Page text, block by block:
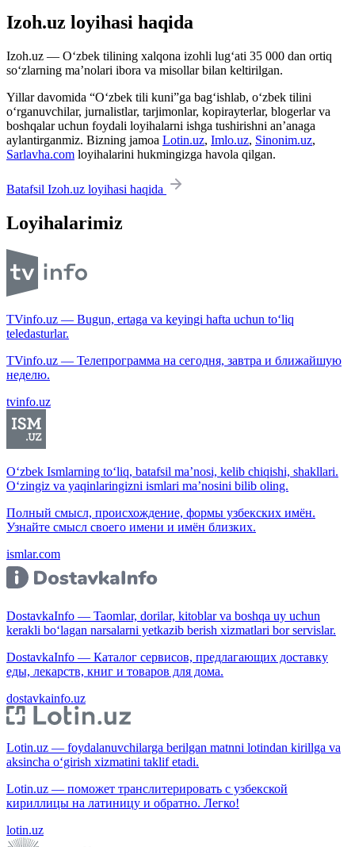
Izoh.uz loyihasi haqida
Izoh.uz — O‘zbek tilining xalqona izohli lug‘ati 35 000 dan ortiq
so‘zlarning ma’nolari ibora va misollar bilan keltirilgan.
Yillar davomida “O‘zbek tili kuni”ga bag‘ishlab, o‘zbek tilini
o‘rganuvchilar, jurnalistlar, tarjimonlar, kopirayterlar, blogerlar va
boshqalar uchun foydali loyihalarni ishga tushirishni an’anaga
aylantirganmiz. Bizning jamoa Lotin.uz, Imlo.uz, Sinonim.uz,
Sarlavha.com loyihalarini hukmingizga havola qilgan.
Batafsil Izoh.uz loyihasi haqida
Loyihalarimiz
TVinfo.uz — Bugun, ertaga va keyingi hafta uchun to‘liq
teledasturlar.
TVinfo.uz — Телепрограмма на сегодня, завтра и ближайшую
неделю.
tvinfo.uz
O‘zbek Ismlarning to‘liq, batafsil ma’nosi, kelib chiqishi, shakllari.
O‘zingiz va yaqinlaringizni ismlari ma’nosini bilib oling.
Полный смысл, происхождение, формы узбекских имён.
Узнайте смысл своего имени и имён близких.
ismlar.com
DostavkaInfo — Taomlar, dorilar, kitoblar va boshqa uy uchun
kerakli bo‘lagan narsalarni yetkazib berish xizmatlari bor servislar.
DostavkaInfo — Каталог сервисов, предлагающих доставку
еды, лекарств, книг и товаров для дома.
dostavkainfo.uz
Lotin.uz — foydalanuvchilarga berilgan matnni lotindan kirillga va
aksincha o‘girish xizmatini taklif etadi.
Lotin.uz — поможет транслитерировать с узбекской
кириллицы на латиницу и обратно. Легко!
lotin.uz